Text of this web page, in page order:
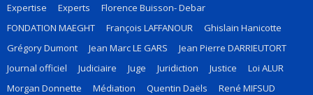
Expertise
Experts
Florence Buisson- Debar
FONDATION MAEGHT
François LAFFANOUR
Ghislain Hanicotte
Grégory Dumont
Jean Marc LE GARS
Jean Pierre DARRIEUTORT
Journal officiel
Judiciaire Juge Juridiction Justice
Loi ALUR
Morgan Donnette
Médiation Quentin Daëls
René MIFSUD